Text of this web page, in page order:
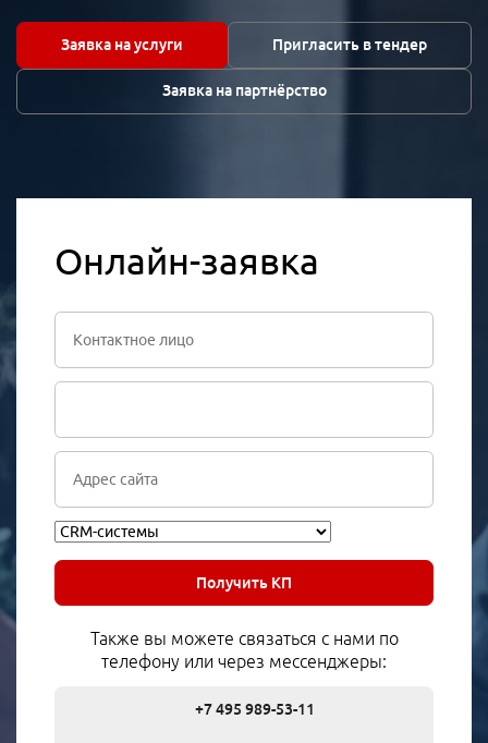
Заявка на услуги Пригласить в тендер
Заявка на партнёрство
Онлайн-заявка
Получить КП
Также вы можете связаться с нами по
телефону или через мессенджеры:
+7 495 989-53-11